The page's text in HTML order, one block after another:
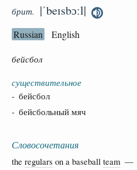
брит. |ˈbeɪsbɔːl|
Russian English
бейсбол
существительное
- бейсбол
- бейсбольный мяч
Словосочетания
the regulars on a baseball team —